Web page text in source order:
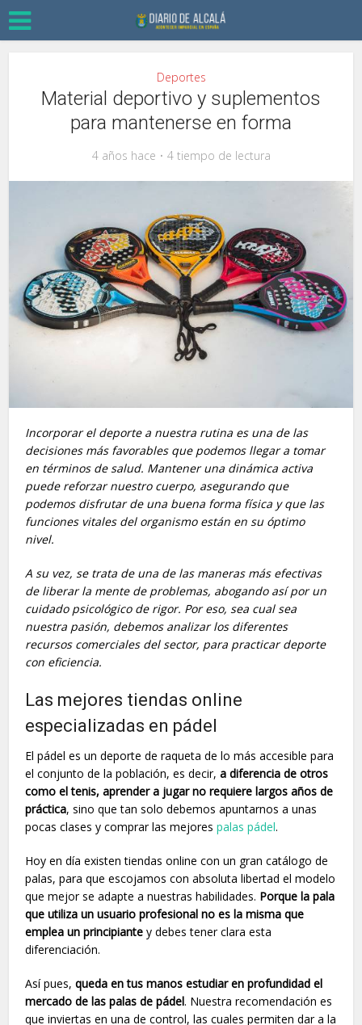
Deportes
Material deportivo y suplementos
para mantenerse en forma
4 años hace 4 tiempo de lectura
Incorporar el deporte a nuestra rutina es una de las
decisiones más favorables que podemos llegar a tomar
en términos de salud. Mantener una dinámica activa
puede reforzar nuestro cuerpo, asegurando que
podemos disfrutar de una buena forma física y que las
funciones vitales del organismo están en su óptimo
nivel.
A su vez, se trata de una de las maneras más efectivas
de liberar la mente de problemas, abogando así por un
cuidado psicológico de rigor. Por eso, sea cual sea
nuestra pasión, debemos analizar los diferentes
recursos comerciales del sector, para practicar deporte
con eficiencia.
Las mejores tiendas online
especializadas en pádel
El pádel es un deporte de raqueta de lo más accesible para
el conjunto de la población, es decir,a diferencia de otros
como el tenis, aprender a jugar no requiere largos años de
práctica, sino que tan solo debemos apuntarnos a unas
pocas clases y comprar las mejorespalas pádel.
Hoy en día existen tiendas online con un gran catálogo de
palas, para que escojamos con absoluta libertad el modelo
que mejor se adapte a nuestras habilidades. Porque la pala
que utiliza un usuario profesional no es la misma que
emplea un principiante y debes tener clara esta
diferenciación.
Así pues,queda en tus manos estudiar en profundidad el
mercado de las palas de pádel. Nuestra recomendación es
que inviertas en una de control, las cuales permiten dar a la